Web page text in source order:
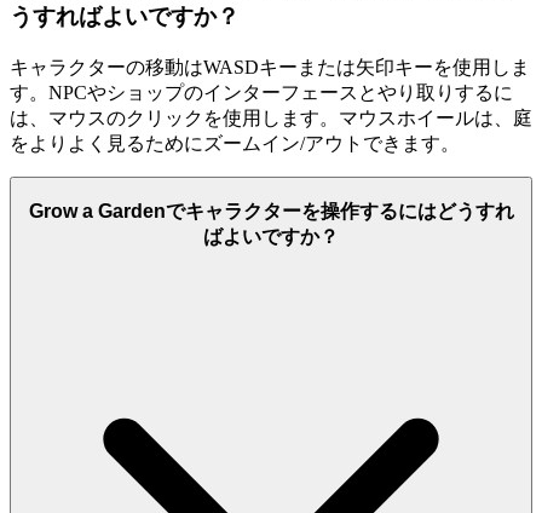
うすればよいですか？
キャラクターの移動はWASDキーまたは矢印キーを使用しま
す。NPCやショップのインターフェースとやり取りするに
は、マウスのクリックを使用します。マウスホイールは、庭
をよりよく見るためにズームイン/アウトできます。
Grow a Gardenでキャラクターを操作するにはどうすれ
ばよいですか？